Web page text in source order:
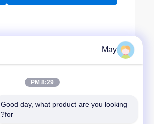
May
8:29 PM
Good day, what product are you looking
for?